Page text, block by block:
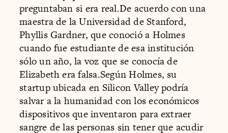
preguntaban si era real.De acuerdo con una
maestra de la Universidad de Stanford,
Phyllis Gardner, que conoció a Holmes
cuando fue estudiante de esa institución
sólo un año, la voz que se conocía de
Elizabeth era falsa.Según Holmes, su
startup ubicada en Silicon Valley podría
salvar a la humanidad con los económicos
dispositivos que inventaron para extraer
sangre de las personas sin tener que acudir